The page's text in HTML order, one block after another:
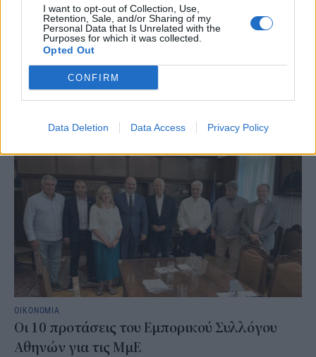
I want to opt-out of Collection, Use,
Retention, Sale, and/or Sharing of my
Personal Data that Is Unrelated with the
Purposes for which it was collected.
Opted Out
CONFIRM
Data Deletion Data Access Privacy Policy
Εν αναμονή των αποφάσεων της Κομισιόν, για το αν και πόσο θα
αυξηθεί η φορολογία στα καπνικά προϊόντα, ως μέσο
αυτοχρηματοδότησης του νέου Ευρωπαϊκού Πολυετούς
Προϋπολογισμού, τα νέα στοιχεία της Eurostat ενισχύουν τα
επιχειρήματα όσων υποστηρίζουν ότι η αύξηση της φορολογίας
στα καπνικά δεν θα ωφελήσει μόνο τα κοινοτικά ταμεία, αλλά και
τα δημόσια συστήματα υγείας.
ΟΙΚΟΝΟΜΙΑ
Οι 10 προτάσεις του Εμπορικού Συλλόγου
Αθηνών για τις ΜμΕ